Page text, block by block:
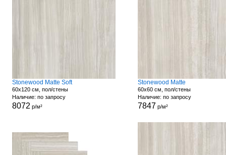
Stonewood Matte Soft
60x120 см, пол/стены
Наличие: по запросу
8072 р/м²
Stonewood Matte
60x60 см, пол/стены
Наличие: по запросу
7847 р/м²